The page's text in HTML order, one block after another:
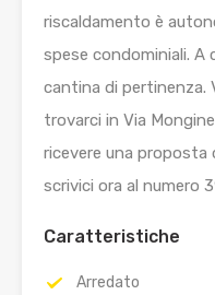
riscaldamento è
spese condominiali. A
cantina di pertinenza.
trovarci in Via
ricevere una proposta
scrivici ora al numero
Caratteristiche
Arredato